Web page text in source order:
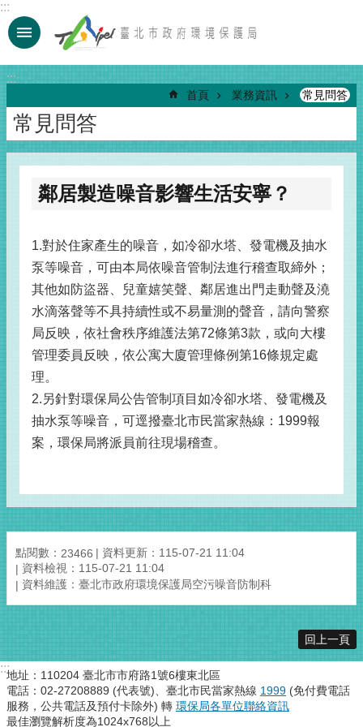
跳到主要內容區塊
:::
:::
首頁 業務資訊 常見問答
常見問答
鄰居製造噪音影響生活安寧？
1.對於住家產生的噪音，如冷卻水塔、發電機及抽水
泵等噪音，可由本局依噪音管制法進行稽查取締外；
其他如防盜器、兒童嬉笑聲、鄰居進出門走動聲及澆
水滴落聲等不具持續性或不易量測的聲音，請向警察
局反映，依社會秩序維護法第72條第3款，或向大樓
管理委員反映，依公寓大廈管理條例第16條規定處
理。
2.另針對環保局公告管制項目如冷卻水塔、發電機及
抽水泵等噪音，可逕撥臺北市民當家熱線：1999報
案，環保局將派員前往現場稽查。
點閱數： 23466
資料更新：115-07-21 11:04
資料檢視：115-07-21 11:04
資料維護：臺北市政府環境保護局空污噪音防制科
回上一頁
:::地址：110204 臺北市市府路1號6樓東北區
電話：02-27208889 (代表號)、臺北市民當家熱線 1999 (免付費電話
服務，公共電話及預付卡除外) 轉 環保局各單位聯絡資訊
最佳瀏覽解析度為1024x768以上